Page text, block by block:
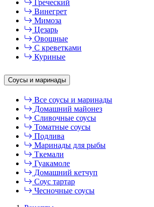
Греческий
Винегрет
Мимоза
Цезарь
Овощные
С креветками
Куриные
Соусы и маринады
Все соусы и маринады
Домашний майонез
Сливочные соусы
Томатные соусы
Подлива
Маринады для рыбы
Ткемали
Гуакамоле
Домашний кетчуп
Соус тартар
Чесночные соусы